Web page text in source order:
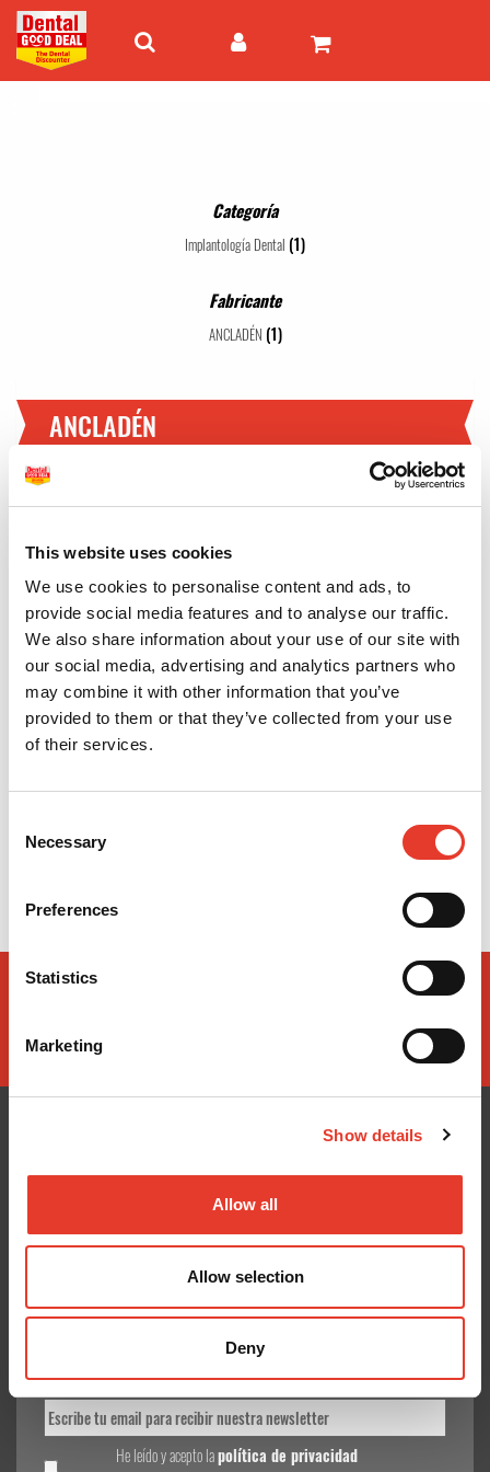
This website uses cookies
We use cookies to personalise content and ads, to
provide social media features and to analyse our traffic.
We also share information about your use of our site with
our social media, advertising and analytics partners who
may combine it with other information that you’ve
provided to them or that they’ve collected from your use
of their services.
Selection
Necessary
Preferences
Statistics
Marketing
Show details
Allow all
Allow selection
Deny
Categoría
Implantología Dental (1)
Fabricante
ANCLADÉN (1)
ANCLADÉN
Mejor valor 1 - 1 de 1 artículos
Quiénes somos
Gastos de envío
Contacto
GoodNews
He leído y acepto lapolítica de privacidad